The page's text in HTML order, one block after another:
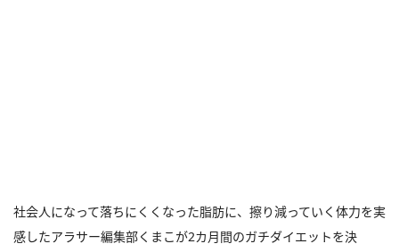
社会人になって落ちにくくなった脂肪に、擦り減っていく体力を実
感したアラサー編集部くまこが2カ月間のガチダイエットを決